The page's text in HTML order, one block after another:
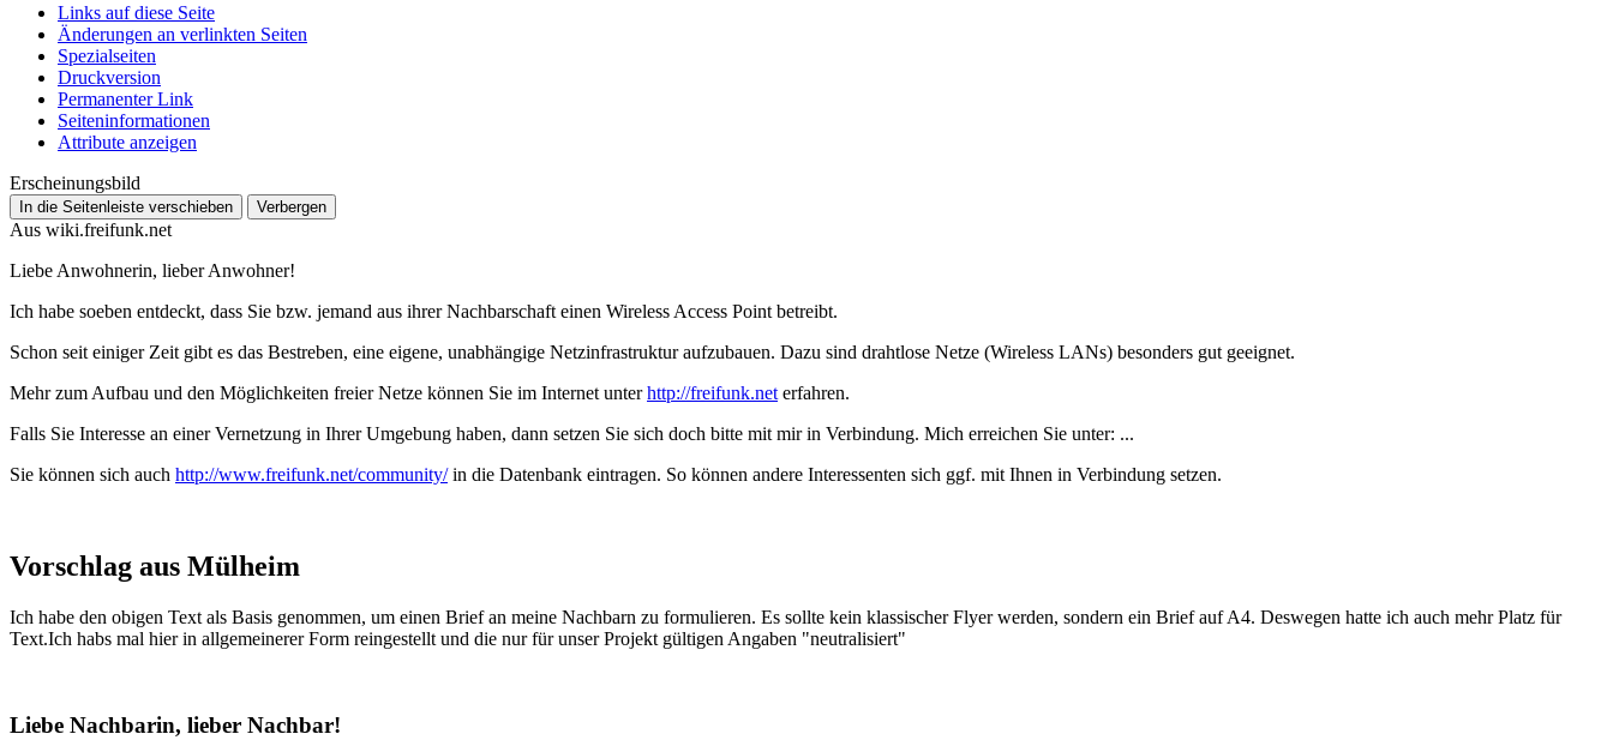
Links auf diese Seite
Änderungen an verlinkten Seiten
Spezialseiten
Druckversion
Permanenter Link
Seiten­­informationen
Attribute anzeigen
Erscheinungsbild
In die Seitenleiste verschieben Verbergen
Aus wiki.freifunk.net
Liebe Anwohnerin, lieber Anwohner!
Ich habe soeben entdeckt, dass Sie bzw. jemand aus ihrer Nachbarschaft einen Wireless Access Point betreibt.
Schon seit einiger Zeit gibt es das Bestreben, eine eigene, unabhängige Netzinfrastruktur aufzubauen. Dazu sind drahtlose Netze (Wireless LANs) besonders gut geeignet.
Mehr zum Aufbau und den Möglichkeiten freier Netze können Sie im Internet unterhttp://freifunk.net erfahren.
Falls Sie Interesse an einer Vernetzung in Ihrer Umgebung haben, dann setzen Sie sich doch bitte mit mir in Verbindung. Mich erreichen Sie unter: ...
Sie können sich auch http://www.freifunk.net/community/in die Datenbank eintragen. So können andere Interessenten sich ggf. mit Ihnen in Verbindung setzen.
Vorschlag aus Mülheim
Ich habe den obigen Text als Basis genommen, um einen Brief an meine Nachbarn zu formulieren. Es sollte kein klassischer Flyer werden, sondern ein Brief auf A4. Deswegen hatte ich auch mehr Platz für
Text.Ich habs mal hier in allgemeinerer Form reingestellt und die nur für unser Projekt gültigen Angaben "neutralisiert"
Liebe Nachbarin, lieber Nachbar!